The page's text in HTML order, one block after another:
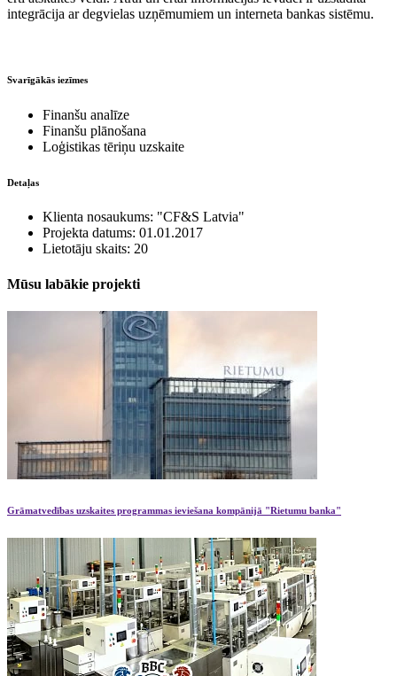
integrācija ar degvielas uzņēmumiem un interneta bankas sistēmu.
Svarīgākās iezīmes
Finanšu analīze
Finanšu plānošana
Loģistikas tēriņu uzskaite
Detaļas
Klienta nosaukums: "CF&S Latvia"
Projekta datums: 01.01.2017
Lietotāju skaits: 20
Mūsu labākie projekti
Grāmatvedības uzskaites programmas ieviešana kompānijā "Rietumu banka"